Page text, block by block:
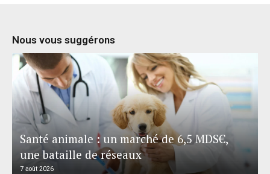
Nous vous suggérons
Santé animale : un marché de 6,5 MDS€,
une bataille de réseaux
7 août 2026